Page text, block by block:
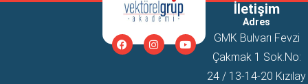
İletişim
Adres
GMK Bulvarı Fevzi
Çakmak 1 Sok.No:
24 / 13-14-20 Kızılay